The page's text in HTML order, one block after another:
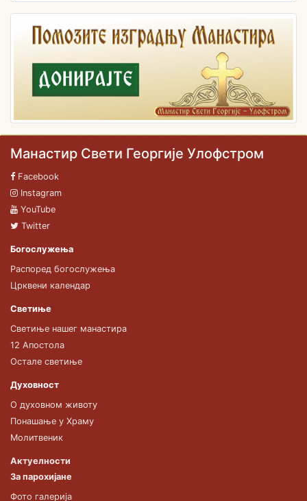
Манастир Свети Георгије Улофстром
Facebook
Instagram
YouTube
Twitter
Богослужења
Распоред богослужења
Црквени календар
Светиње
Светиње нашег манастира
12 Апостола
Остале светиње
Духовност
О духовном животу
Понашање у Храму
Молитвеник
Актуелности
За парохијане
Фото галерија